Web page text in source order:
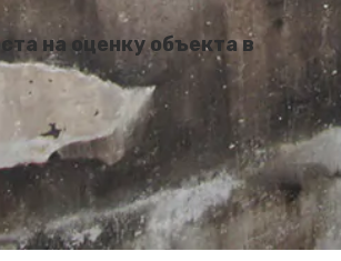
на оценку объекта в